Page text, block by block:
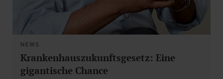
NEWS
Krankenhauszukunftsgesetz: Eine
gigantische Chance